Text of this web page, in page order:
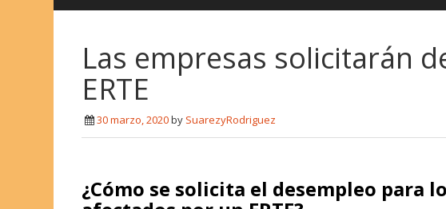
Las empresas solicitarán
ERTE
30 marzo, 2020by SuarezyRodriguez
¿Cómo se solicita el desempleo para